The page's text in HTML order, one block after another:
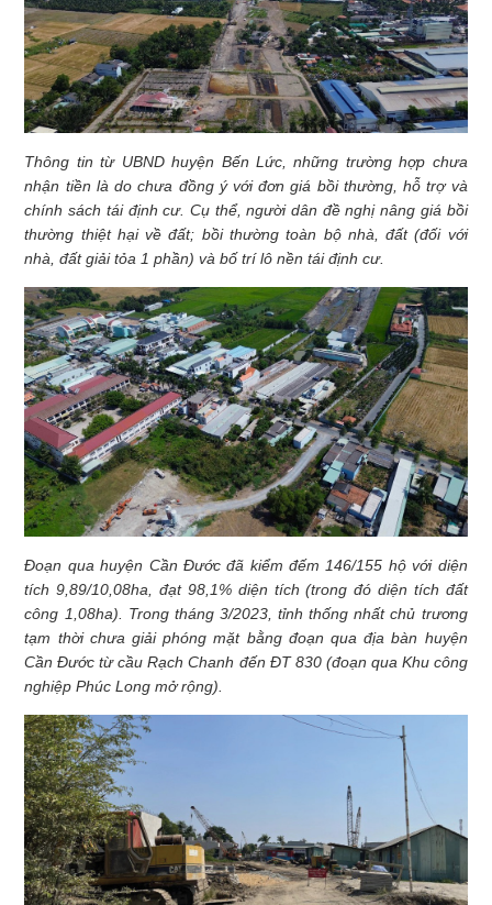
Thông tin từ UBND huyện Bến Lức, những trường hợp chưa
nhận tiền là do chưa đồng ý với đơn giá bồi thường, hỗ trợ và
chính sách tái định cư. Cụ thể, người dân đề nghị nâng giá bồi
thường thiệt hại về đất; bồi thường toàn bộ nhà, đất (đối với
nhà, đất giải tỏa 1 phần) và bố trí lô nền tái định cư.
Đoạn qua huyện Cần Đước đã kiểm đếm 146/155 hộ với diện
tích 9,89/10,08ha, đạt 98,1% diện tích (trong đó diện tích đất
công 1,08ha). Trong tháng 3/2023, tỉnh thống nhất chủ trương
tạm thời chưa giải phóng mặt bằng đoạn qua địa bàn huyện
Cần Đước từ cầu Rạch Chanh đến ĐT 830 (đoạn qua Khu công
nghiệp Phúc Long mở rộng).